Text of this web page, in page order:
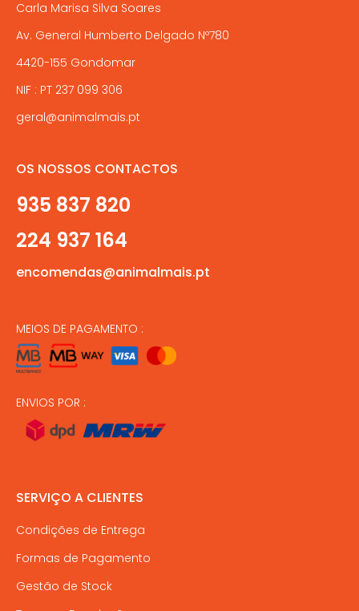
Carla Marisa Silva Soares
Av. General Humberto Delgado Nº780
4420-155 Gondomar
NIF : PT 237 099 306
geral@animalmais.pt
OS NOSSOS CONTACTOS
935 837 820
224 937 164
encomendas@animalmais.pt
MEIOS DE PAGAMENTO :
ENVIOS POR :
SERVIÇO A CLIENTES
Condições de Entrega
Formas de Pagamento
Gestão de Stock